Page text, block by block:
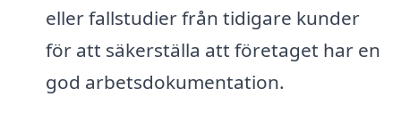
eller fallstudier från tidigare kunder
för att säkerställa att företaget har en
god arbetsdokumentation.